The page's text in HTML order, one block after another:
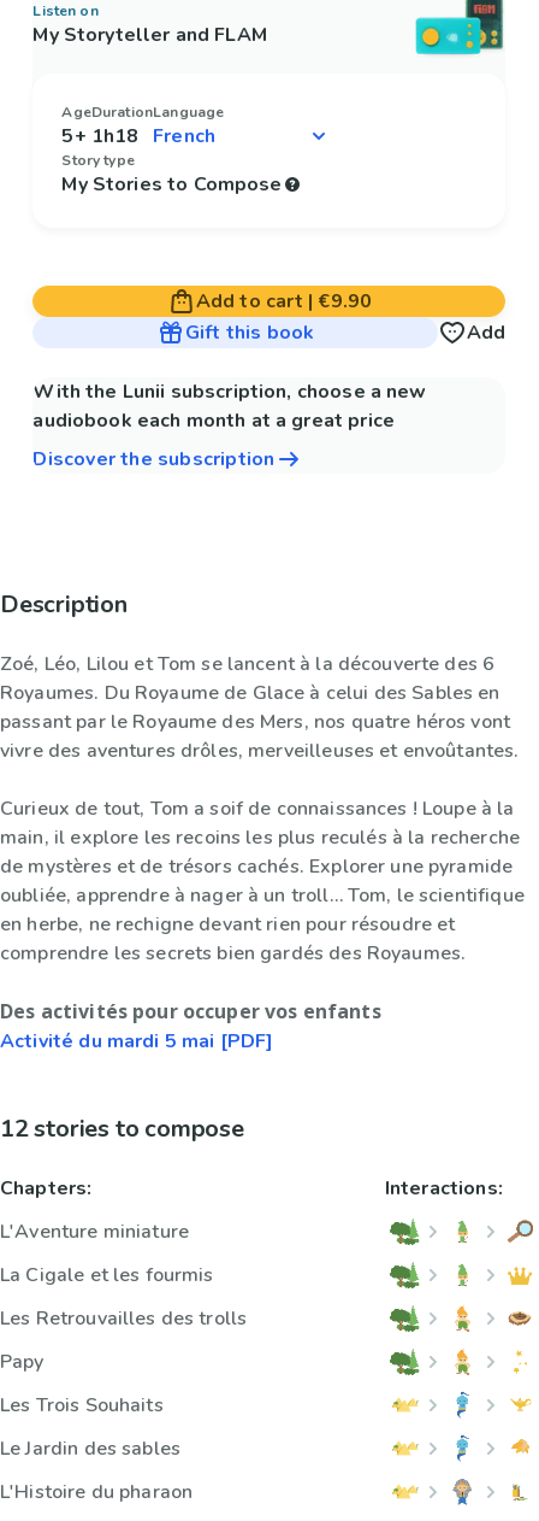
Listen on
My Storyteller and FLAM
Age
5+
Duration
1h18
Language
Story type
My Stories to Compose
Add to cart | €9.90
Gift this book
Add
With the Lunii subscription, choose a new
audiobook each month at a great price
Discover the subscription
Description
Zoé, Léo, Lilou et Tom se lancent à la découverte des 6
Royaumes. Du Royaume de Glace à celui des Sables en
passant par le Royaume des Mers, nos quatre héros vont
vivre des aventures drôles, merveilleuses et envoûtantes.
Curieux de tout, Tom a soif de connaissances ! Loupe à la
main, il explore les recoins les plus reculés à la recherche
de mystères et de trésors cachés. Explorer une pyramide
oubliée, apprendre à nager à un troll… Tom, le scientifique
en herbe, ne rechigne devant rien pour résoudre et
comprendre les secrets bien gardés des Royaumes.
Des activités pour occuper vos enfants
Activité du mardi 5 mai [PDF]
12 stories to compose
Chapters:
L'Aventure miniature
La Cigale et les fourmis
Les Retrouvailles des trolls
Papy
Les Trois Souhaits
Le Jardin des sables
L'Histoire du pharaon
Interactions: